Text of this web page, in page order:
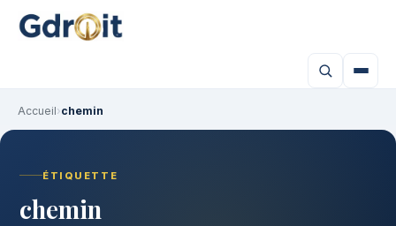
Accueil›chemin
ÉTIQUETTE
chemin